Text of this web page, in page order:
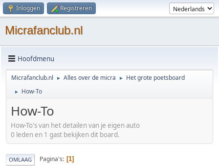
Inloggen Registreren
Micrafanclub.nl
Hoofdmenu
Micrafanclub.nl ► Alles over de micra ► Het grote poetsboard
► How-To
How-To
How-To's van het detailen van je eigen auto
0 leden en 1 gast bekijken dit board.
OMLAAG Pagina's 1